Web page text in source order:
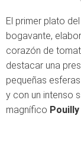
El primer plato
bogavante,
corazón de
destacar una
pequeñas
y con un intenso
magnífico Pouilly